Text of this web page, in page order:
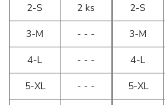
2-S
2 ks
3-M
- - -
4-L
- - -
5-XL
- - -
2-S
3-M
4-L
5-XL